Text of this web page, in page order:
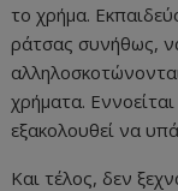
το χρήμα.
ράτσας συνήθως,
χρήματα.
εξακολουθεί να
Και τέλος, δεν